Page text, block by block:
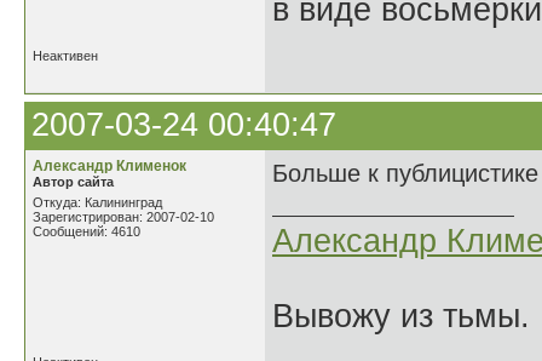
в виде восьмёрки
Неактивен
2007-03-24 00:40:47
Александр Клименок
Автор сайта
Откуда: Калининград
Зарегистрирован: 2007-02-10
Сообщений: 4610
Больше к
Александр
Вывожу из тьмы.